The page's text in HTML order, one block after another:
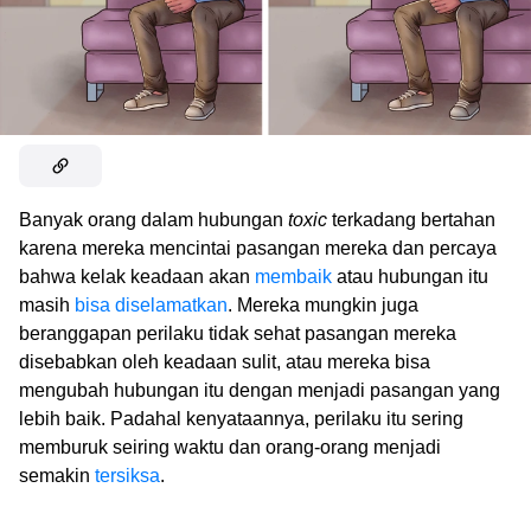
Banyak orang dalam hubungan toxic terkadang bertahan
karena mereka mencintai pasangan mereka dan percaya
bahwa kelak keadaan akan membaik atau hubungan itu
masih bisa diselamatkan. Mereka mungkin juga
beranggapan perilaku tidak sehat pasangan mereka
disebabkan oleh keadaan sulit, atau mereka bisa
mengubah hubungan itu dengan menjadi pasangan yang
lebih baik. Padahal kenyataannya, perilaku itu sering
memburuk seiring waktu dan orang-orang menjadi
semakin tersiksa.